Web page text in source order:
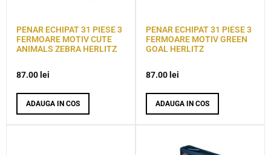
PENAR ECHIPAT 31 PIESE 3
FERMOARE MOTIV CUTE
ANIMALS ZEBRA HERLITZ
87.00 lei
ADAUGA IN COS
PENAR ECHIPAT 31 PIESE 3
FERMOARE MOTIV GREEN
GOAL HERLITZ
87.00 lei
ADAUGA IN COS